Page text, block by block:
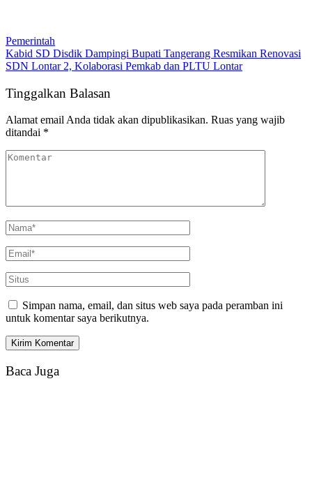
Pemerintah
Kabid SD Disdik Dampingi Bupati Tangerang Resmikan Renovasi
SDN Lontar 2, Kolaborasi Pemkab dan PLTU Lontar
Tinggalkan Balasan
Alamat email Anda tidak akan dipublikasikan. Ruas yang wajib
ditandai *
Simpan nama, email, dan situs web saya pada peramban ini
untuk komentar saya berikutnya.
Baca Juga